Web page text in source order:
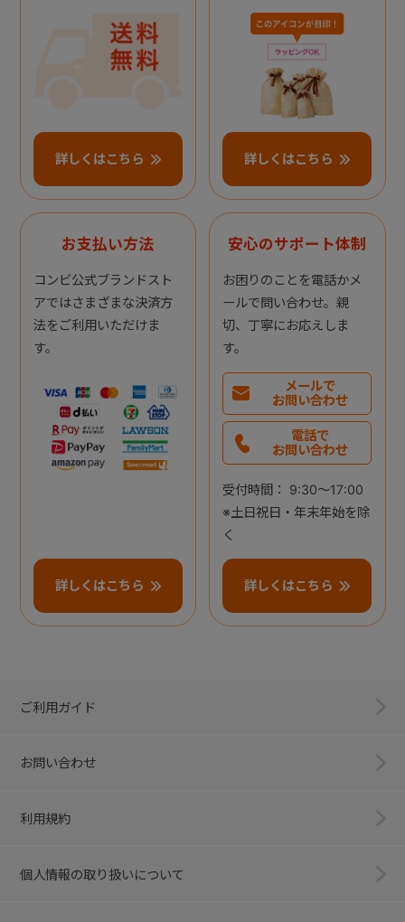
詳しくはこちら 詳しくはこちら
お支払い方法
コンビ公式ブランドスト
アではさまざまな決済方
法をご利用いただけま
す。
詳しくはこちら
安心のサポート体制
お困りのことを電話かメ
ールで問い合わせ。親
切、丁寧にお応えしま
す。
メールで
お問い合わせ
電話で
お問い合わせ
受付時間： 9:30～17:00
※土日祝日・年末年始を除
く
詳しくはこちら
ご利用ガイド
お問い合わせ
利用規約
個人情報の取り扱いについて